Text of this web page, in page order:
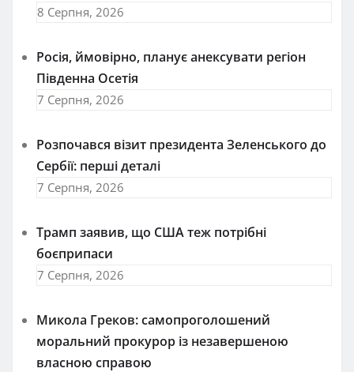
8 Серпня, 2026
Росія, ймовірно, планує анексувати регіон
Південна Осетія
7 Серпня, 2026
Розпочався візит президента Зеленського до
Сербії: перші деталі
7 Серпня, 2026
Трамп заявив, що США теж потрібні
боєприпаси
7 Серпня, 2026
Микола Греков: самопроголошений
моральний прокурор із незавершеною
власною справою